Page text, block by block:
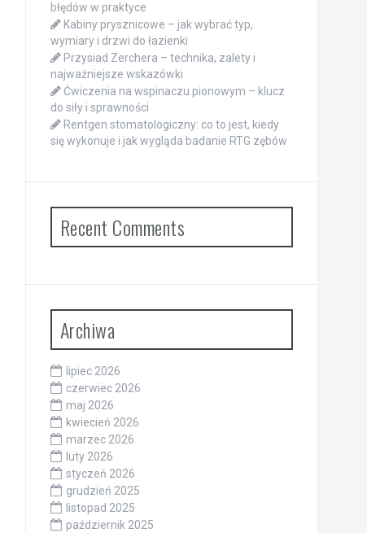
błędów w praktyce
Kabiny prysznicowe – jak wybrać typ,
wymiary i drzwi do łazienki
Przysiad Zerchera – technika, zalety i
najważniejsze wskazówki
Ćwiczenia na wspinaczu pionowym – klucz
do siły i sprawności
Rentgen stomatologiczny: co to jest, kiedy
się wykonuje i jak wygląda badanie RTG zębów
Recent Comments
Archiwa
lipiec 2026
czerwiec 2026
maj 2026
kwiecień 2026
marzec 2026
luty 2026
styczeń 2026
grudzień 2025
listopad 2025
październik 2025